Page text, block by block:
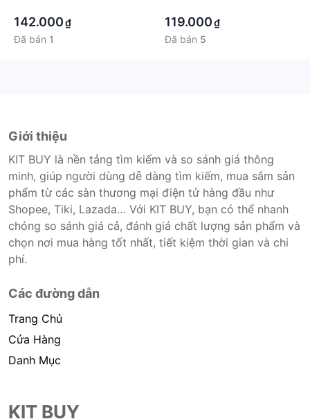
142.000₫
Đã bán 1
119.000₫
Đã bán 5
Giới thiệu
KIT BUY là nền tảng tìm kiếm và so sánh giá thông
minh, giúp người dùng dễ dàng tìm kiếm, mua sắm sản
phẩm từ các sàn thương mại điện tử hàng đầu như
Shopee, Tiki, Lazada… Với KIT BUY, bạn có thể nhanh
chóng so sánh giá cả, đánh giá chất lượng sản phẩm và
chọn nơi mua hàng tốt nhất, tiết kiệm thời gian và chi
phí.
Các đường dẫn
Trang Chủ
Cửa Hàng
Danh Mục
KIT BUY